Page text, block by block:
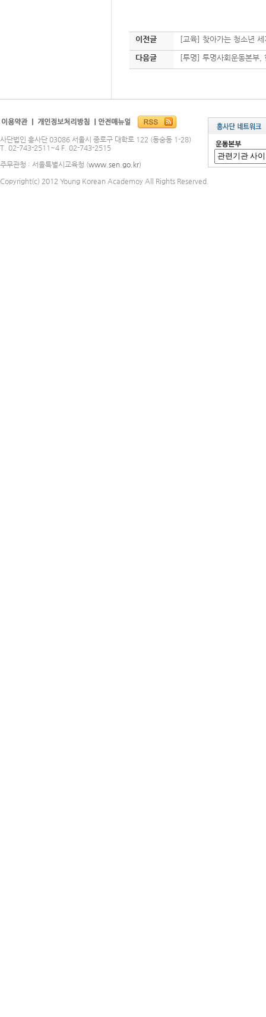
이전글 [교육] 찾아가는 청소년
다음글 [투명] 투명사회운동본부,
사단법인 흥사단 03086 서울시 종로구 대학로 122 (동숭동 1-28)
T. 02-743-2511~4 F. 02-743-2515
주무관청 : 서울특별시교육청 (www.sen.go.kr)
Copyright(c) 2012 Young Korean Academoy All Rights Reserved.